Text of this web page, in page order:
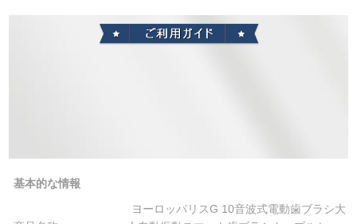
基本的な情報
ヨーロッパリスG 10音波式電動歯ブラシ大